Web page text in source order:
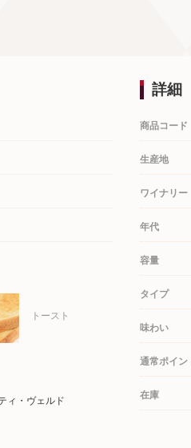
詳細
商品コード
生産地
ワイナリー
年代
容量
タイプ
味わい
通常ポイン
在庫
トースト
ィ・ヴェルド